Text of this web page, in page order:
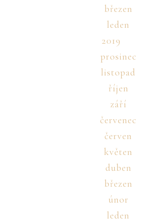
březen
leden
2019
prosinec
listopad
říjen
září
červenec
červen
květen
duben
březen
únor
leden